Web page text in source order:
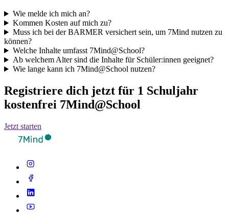
Wie melde ich mich an?
Kommen Kosten auf mich zu?
Muss ich bei der BARMER versichert sein, um 7Mind nutzen zu
können?
Welche Inhalte umfasst 7Mind@School?
Ab welchem Alter sind die Inhalte für Schüler:innen geeignet?
Wie lange kann ich 7Mind@School nutzen?
Registriere dich jetzt für 1 Schuljahr
kostenfrei 7Mind@School
Jetzt starten